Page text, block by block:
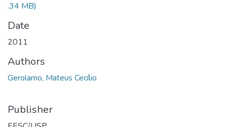
.34 MB)
Date
2011
Authors
Gerolamo, Mateus Cecílio
Publisher